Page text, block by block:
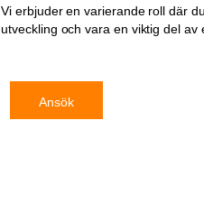
Vi erbjuder en varierande roll där
utveckling och vara en viktig del av
Ansök